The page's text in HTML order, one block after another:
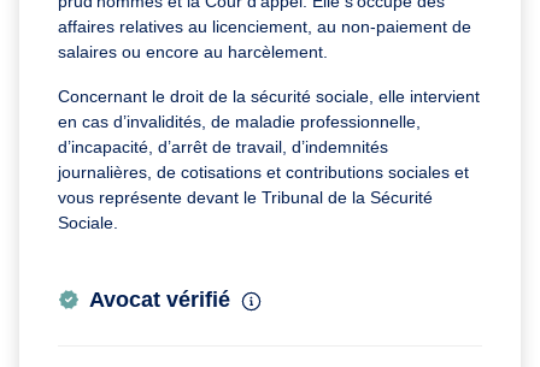
affaires relatives au licenciement, au non-paiement de
salaires ou encore au harcèlement.
Concernant le droit de la sécurité sociale, elle intervient
en cas d’invalidités, de maladie professionnelle,
d’incapacité, d’arrêt de travail, d’indemnités
journalières, de cotisations et contributions sociales et
vous représente devant le Tribunal de la Sécurité
Sociale.
Avocat vérifié